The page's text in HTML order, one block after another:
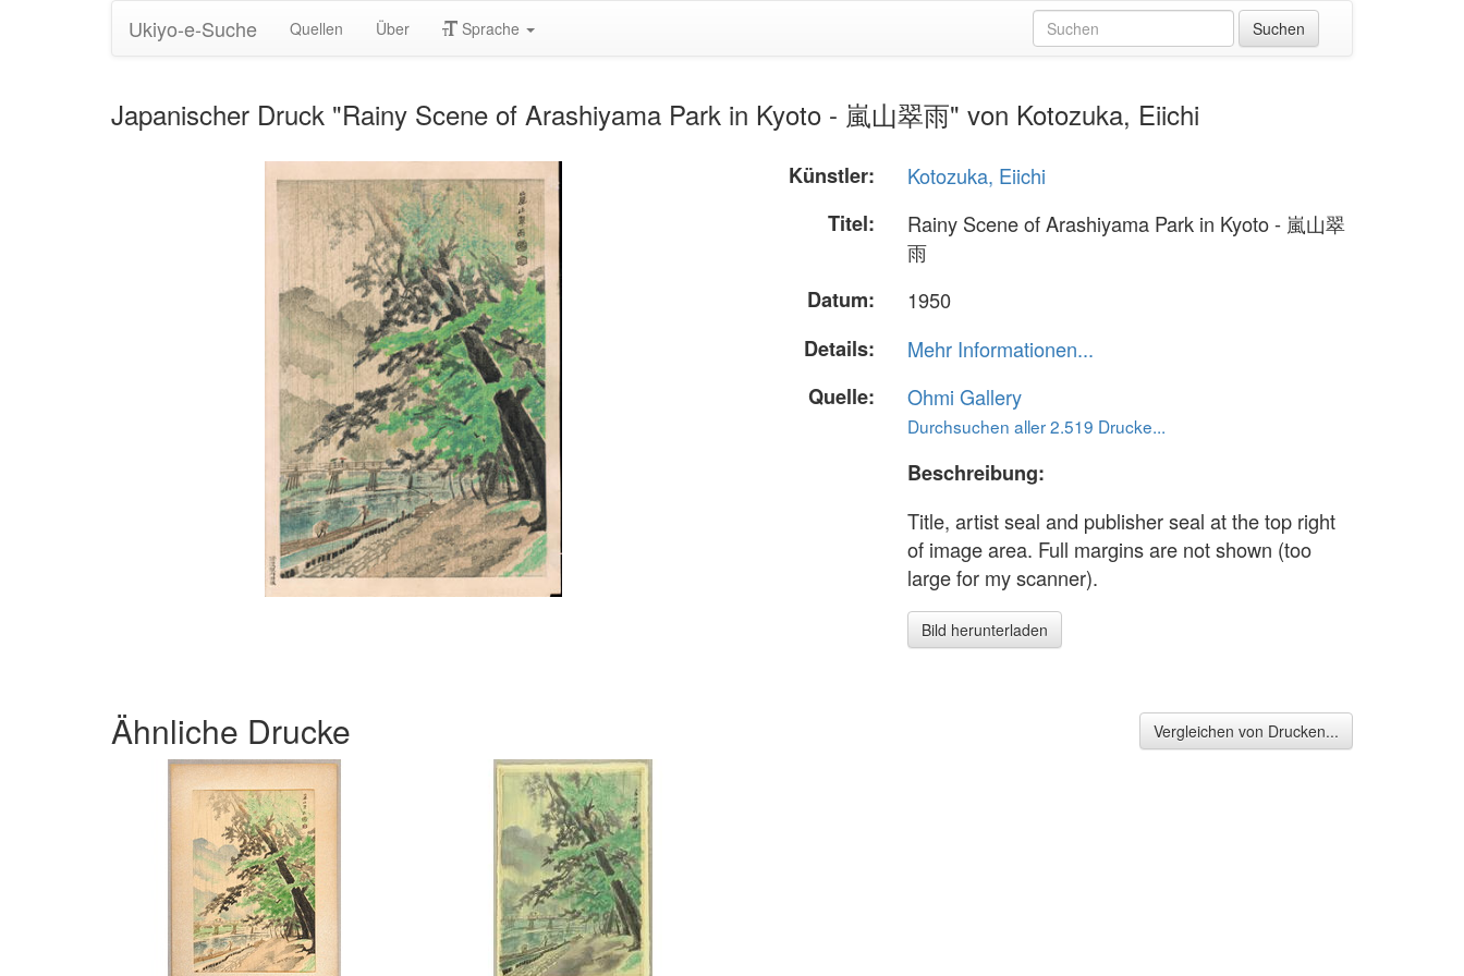
Ukiyo-e-Suche Quellen Über Sprache
Japanischer Druck "Rainy Scene of Arashiyama Park in Kyoto - 嵐山翠雨" von Kotozuka, Eiichi
Künstler:
Kotozuka, Eiichi
Titel:
Rainy Scene of Arashiyama Park in Kyoto - 嵐山翠
雨
Datum:
1950
Details:
Mehr Informationen...
Quelle:
Ohmi Gallery
Durchsuchen aller 2.519 Drucke...
Beschreibung:
Title, artist seal and publisher seal at the top right
of image area. Full margins are not shown (too
large for my scanner).
Bild herunterladen
Ähnliche Drucke Vergleichen von Drucken...